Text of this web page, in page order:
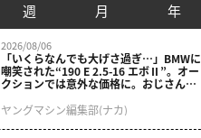
週 月 年
2026/08/06
「いくらなんでも大げさ過ぎ…」BMWに
嘲笑された“190 E 2.5-16 エボⅡ”。オー
クションでは意外な価格に。おじさん達
ヤングマシン編集部(ナカ)